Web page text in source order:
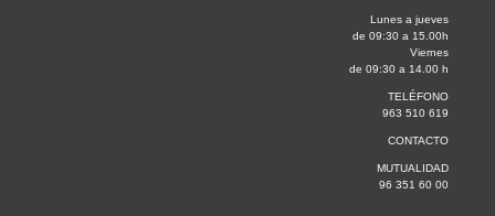
Lunes a jueves
de 09:30 a 15.00h
Viernes
de 09:30 a 14.00 h
TELÉFONO
963 510 619
CONTACTO
MUTUALIDAD
96 351 60 00